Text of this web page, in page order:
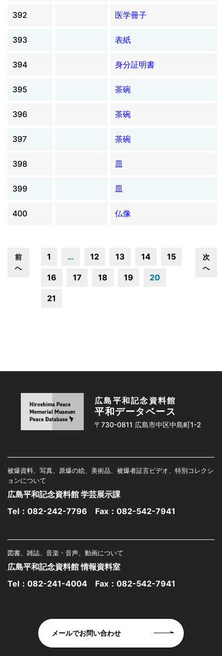
392 医学冊子
393 表紙
394 身分証明書
395 茶碗
396 茶碗
397 茶碗
398 皿
399 皿
400 仏像
前
へ
1 … 12 13 14 15
16 17 18 19 20
21
次
へ
広島平和記念資料館
平和データベース
〒730-0811 広島市中区中島町1-2
被爆資料、写真、原爆の絵、美術品、被爆者証言ビデオ、特別コレクシ
ョンについて
広島平和記念資料館 学芸展示課
Tel： 082-242-7796 Fax：082-542-7941
図書、雑誌、音楽・音声、動画について
広島平和記念資料館 情報資料室
Tel： 082-241-4004 Fax：082-542-7941
メールでお問い合わせ